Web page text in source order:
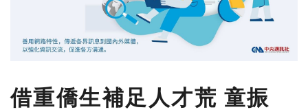
借重僑生補足人才荒 童振